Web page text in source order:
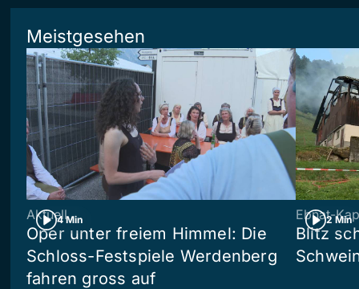
Meistgesehen
4 Min
Aktuell
Oper unter freiem Himmel: Die
Schloss-Festspiele Werdenberg
fahren gross auf
2 Min
Ebnat-
Blitz